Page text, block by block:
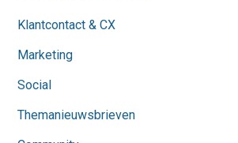
Klantcontact & CX
Marketing
Social
Themanieuwsbrieven